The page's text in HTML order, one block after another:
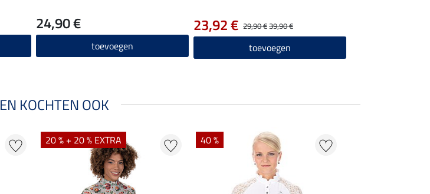
24,90 €
toevoegen
29,90 €39,90 €
23,92 €
toevoegen
KOCHTEN OOK
20 % + 20 % EXTRA 40 %